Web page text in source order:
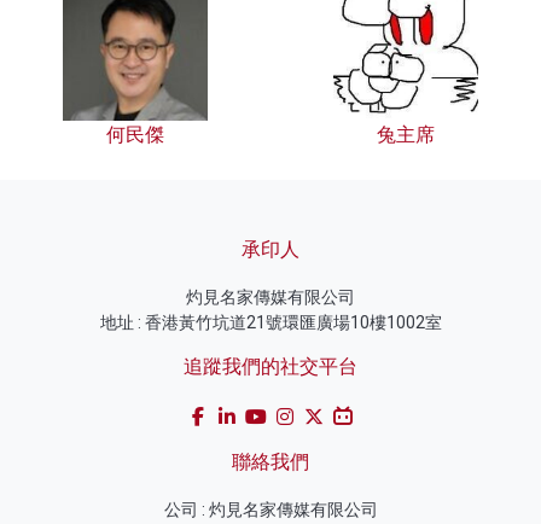
何民傑 兔主席
承印人
灼見名家傳媒有限公司
地址 : 香港黃竹坑道21號環匯廣場10樓1002室
追蹤我們的社交平台
聯絡我們
公司 : 灼見名家傳媒有限公司